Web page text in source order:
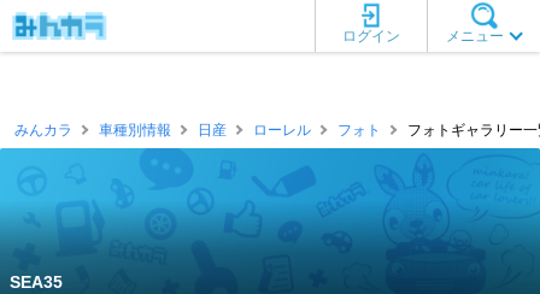
メニュー
ログイン
みんカラ 車種別情報 日産 ローレル フォト フォトギャラリー
SEA35